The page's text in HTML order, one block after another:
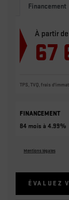
Financement
À partir de
67
TPS, TVQ, frais
FINANCEMENT
84 mois à 4.99%
Mentions légales
ÉVALUEZ